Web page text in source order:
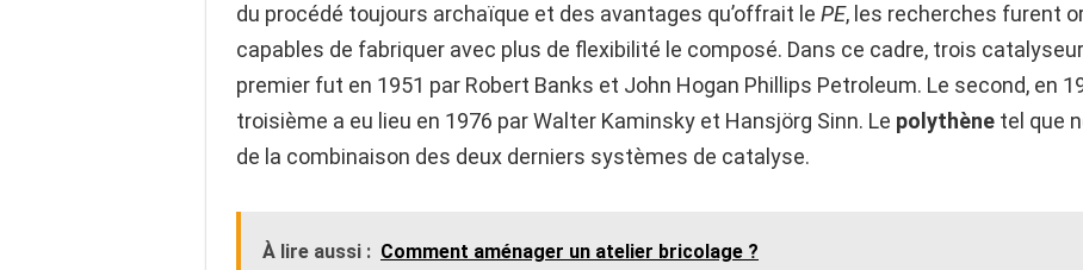
du procédé toujours archaïque et des avantages qu’offrait le PE, les recherches furent
capables de fabriquer avec plus de flexibilité le composé. Dans ce cadre, trois
premier fut en 1951 par Robert Banks et John Hogan Phillips Petroleum. Le second, en
troisième a eu lieu en 1976 par Walter Kaminsky et Hansjörg Sinn. Le polythène tel que
de la combinaison des deux derniers systèmes de catalyse.
À lire aussi : Comment aménager un atelier bricolage ?